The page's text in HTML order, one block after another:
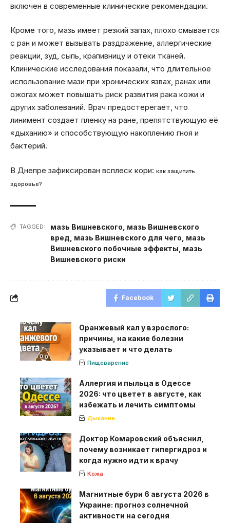
включен в современные клинические рекомендации.
Кроме того, мазь имеет резкий запах, плохо смывается
с ран и может вызывать раздражение, аллергические
реакции, зуд, сыпь, крапивницу и отёки тканей.
Клинические исследования показали, что длительное
использование мази при хронических язвах, ранах или
ожогах может повышать риск развития рака кожи и
других заболеваний. Врач предостерегает, что
линимент создает пленку на ране, препятствующую её
«дыханию» и способствующую накоплению гноя и
бактерий.
В Днепре зафиксирован всплеск кори: как защитить
здоровье?
TAGGED: мазь Вишневского мазь Вишневского
вред мазь Вишневского для чего мазь
Вишневского побочные эффекты мазь
Вишневского риски
Facebook
Оранжевый кал у взрослого:
причины, на какие болезни
указывает и что делать
Пищеварение
Аллергия и пыльца в Одессе
2026: что цветет в августе, как
избежать и лечить симптомы
Дыхание
Доктор Комаровский объяснил,
почему возникает гипергидроз и
когда нужно идти к врачу
Кожа
Магнитные бури 6 августа 2026 в
Украине: прогноз солнечной
активности на сегодня